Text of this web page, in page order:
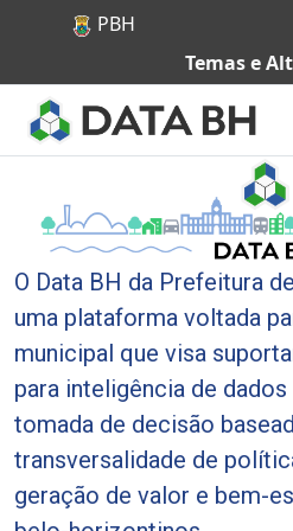
Pular para o conteúdo principal
Temas e
O Data BH da Prefeitura
uma plataforma voltada
municipal que visa
para inteligência de
tomada de decisão
transversalidade de
geração de valor e bem-